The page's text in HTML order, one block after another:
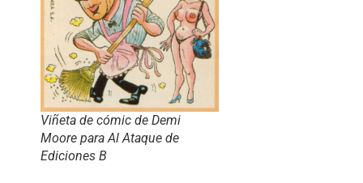
Viñeta de cómic de Demi
Moore para Al Ataque de
Ediciones B